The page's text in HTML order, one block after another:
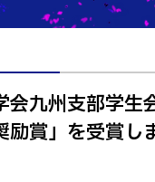
会九州支部学生
励賞」を受賞し
科
学科